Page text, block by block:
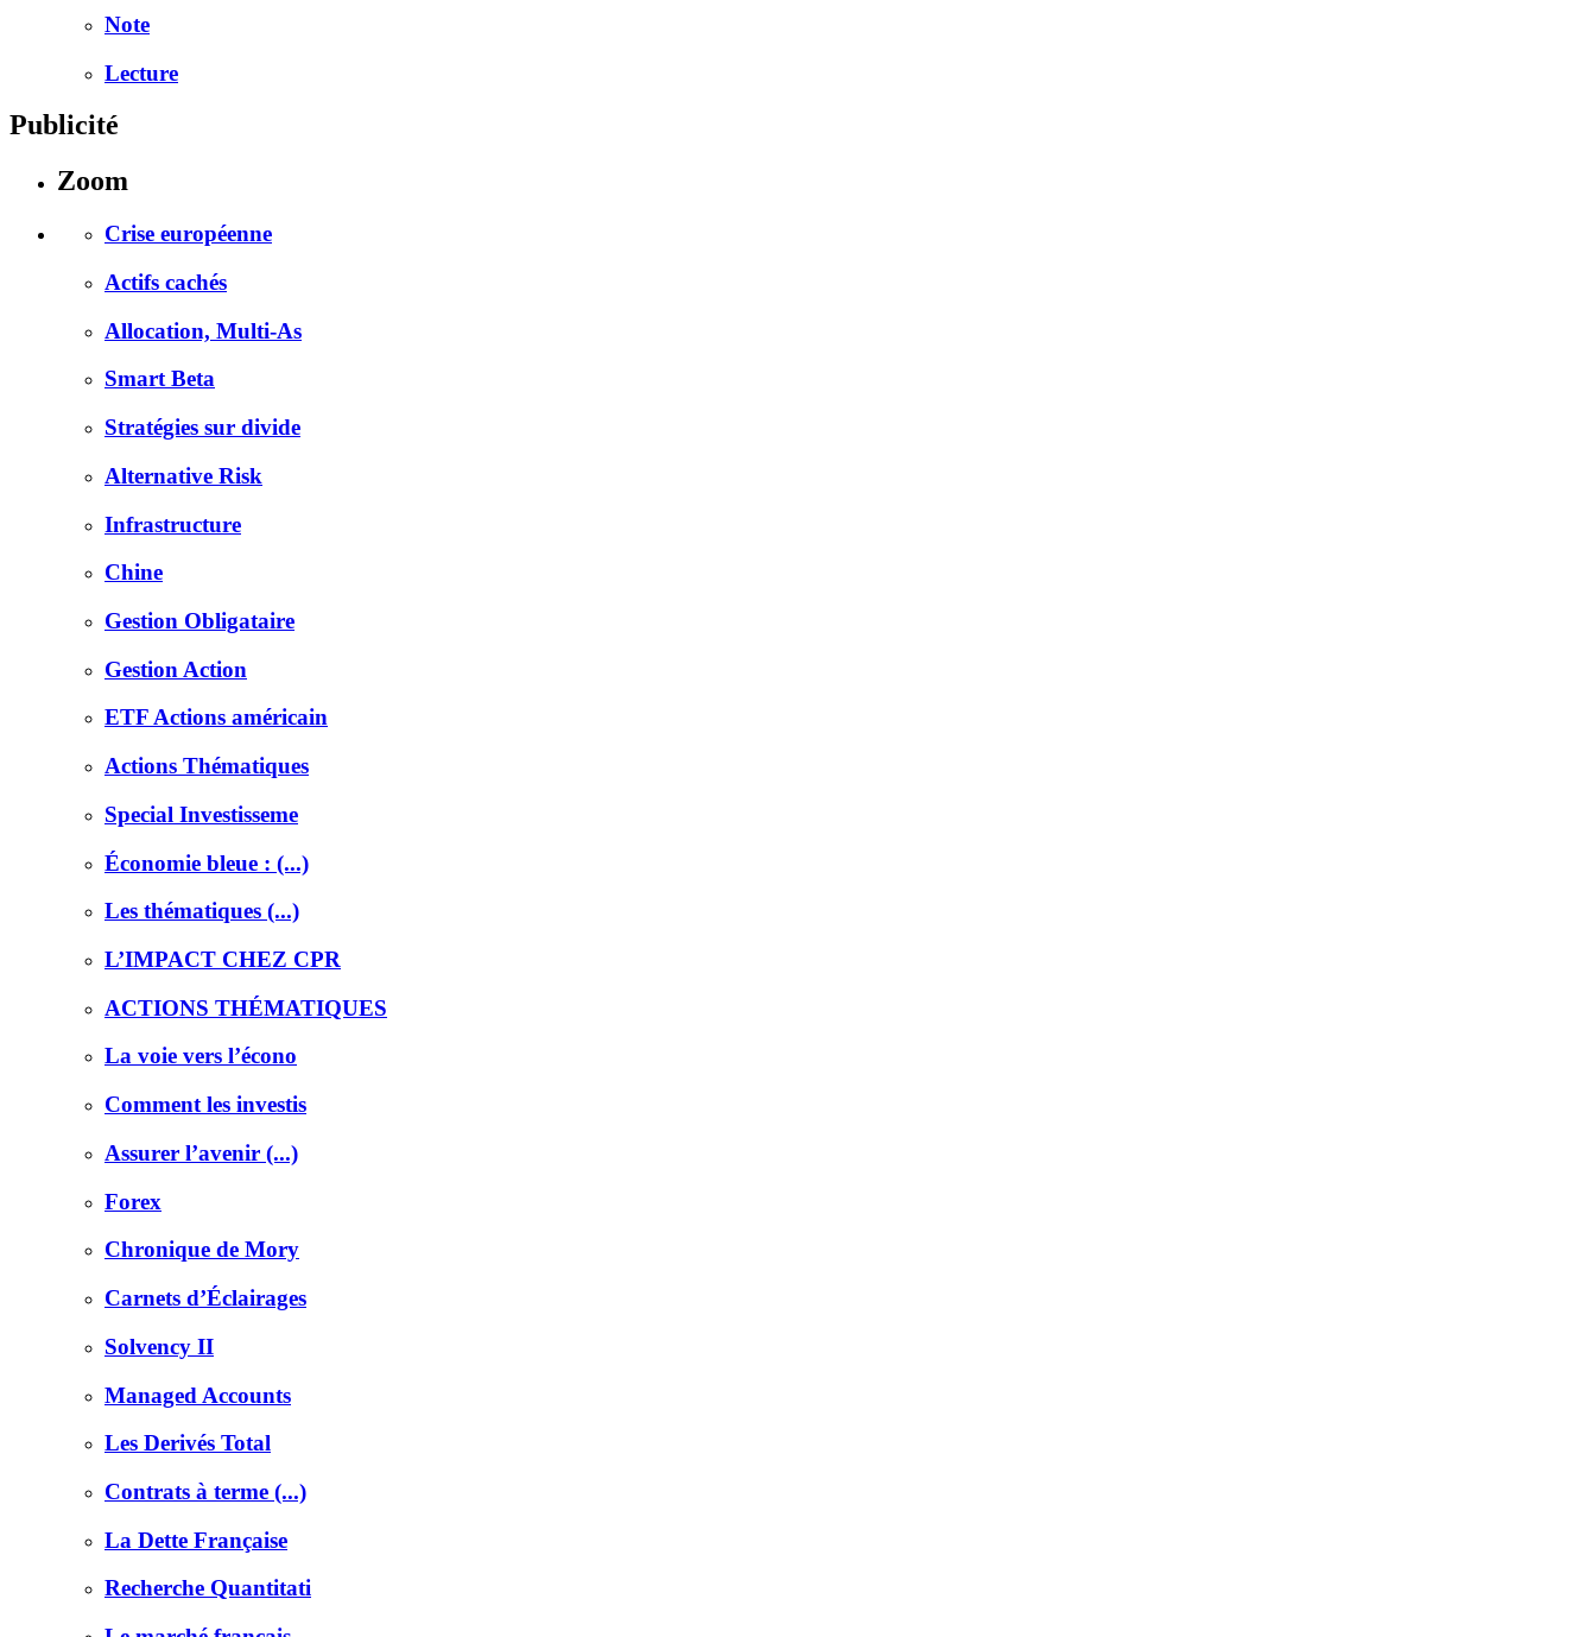
Note
Lecture
Publicité
Zoom
Crise européenne
Actifs cachés
Allocation, Multi-As
Smart Beta
Stratégies sur divide
Alternative Risk
Infrastructure
Chine
Gestion Obligataire
Gestion Action
ETF Actions américain
Actions Thématiques
Special Investisseme
Économie bleue : (...)
Les thématiques (...)
L’IMPACT CHEZ CPR
ACTIONS THÉMATIQUES
La voie vers l’écono
Comment les investis
Assurer l’avenir (...)
Forex
Chronique de Mory
Carnets d’Éclairages
Solvency II
Managed Accounts
Les Derivés Total
Contrats à terme (...)
La Dette Française
Recherche Quantitati